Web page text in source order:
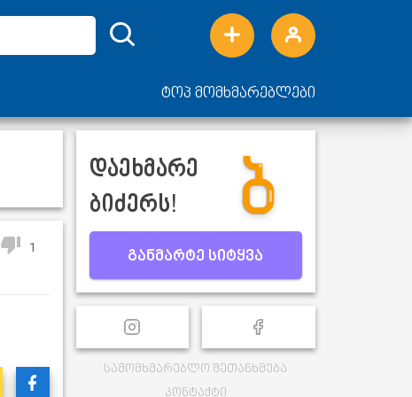
ტოპ მომხმარებლები
1
დაეხმარე
ბიძერს!
განმარტე სიტყვა
სამომხმარებლო შეთანხმება
კონტაქტი